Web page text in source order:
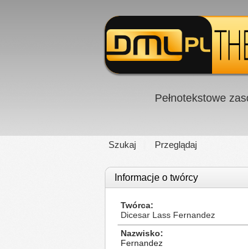
Pełnotekstowe
Szukaj Przeglądaj
Informacje o twórcy
Twórca
Dicesar Lass Fernandez
Nazwisko
Fernandez